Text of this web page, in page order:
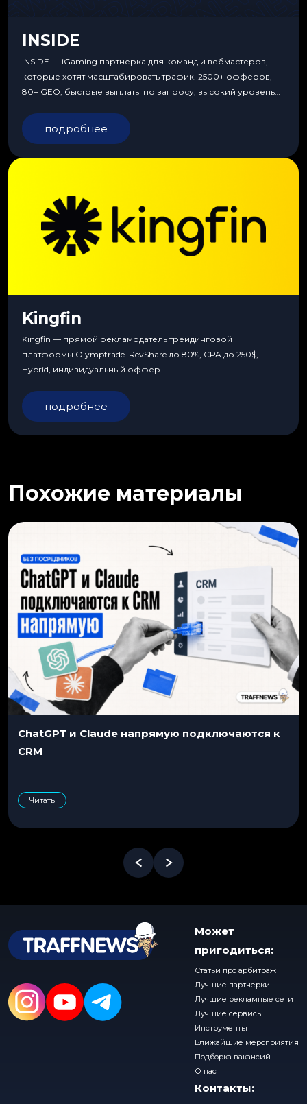
INSIDE
INSIDE — iGaming партнерка для команд и вебмастеров,
которые хотят масштабировать трафик. 2500+ офферов,
80+ GEO, быстрые выплаты по запросу, высокий уровень
подробнее
Kingfin
Kingfin — прямой рекламодатель трейдинговой
платформы Olymptrade. RevShare до 80%, CPA до 250$,
Hybrid, индивидуальный оффер.
подробнее
Похожие материалы
ChatGPT и Claude напрямую подключаются к
CRM
Читать
Может
пригодиться:
Статьи про арбитраж
Лучшие партнерки
Лучшие рекламные сети
Лучшие сервисы
Инструменты
Ближайшие мероприятия
Подборка вакансий
О нас
Контакты: